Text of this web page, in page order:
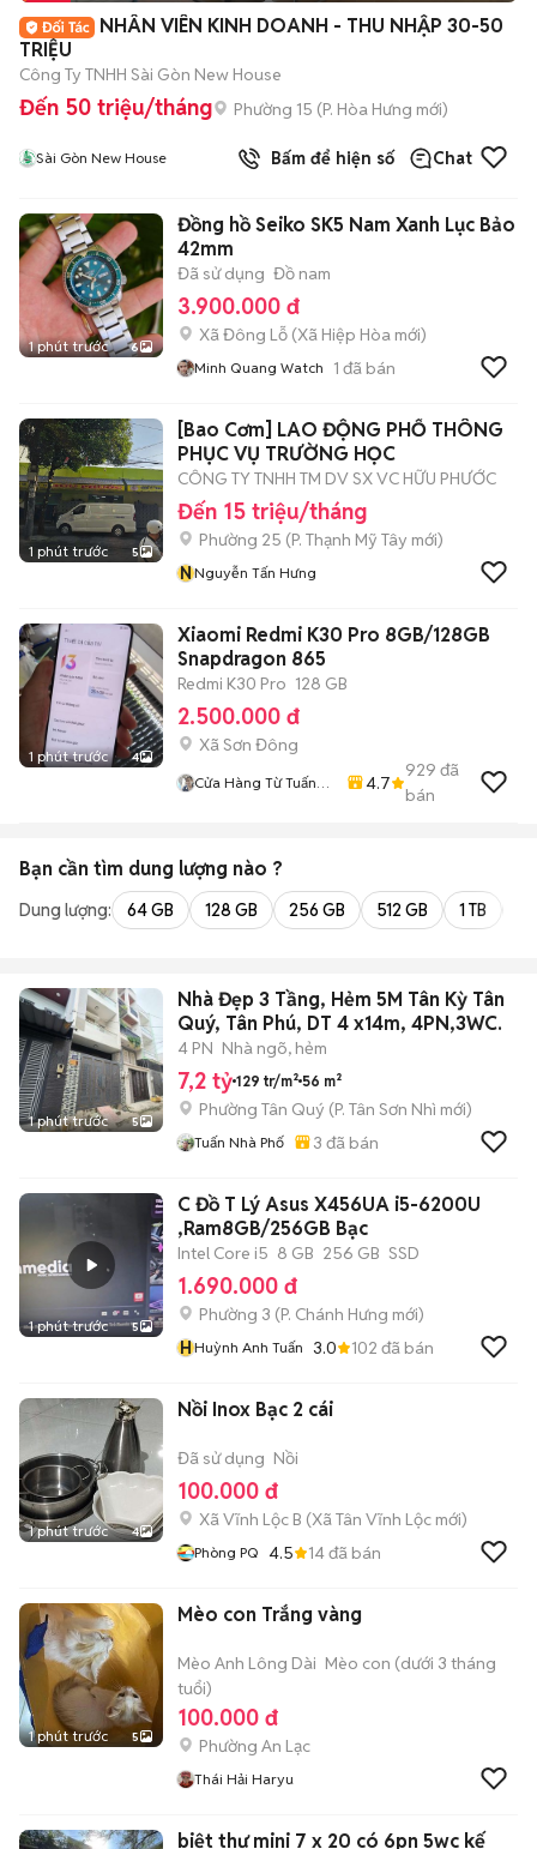
NHÂN VIÊN KINH DOANH - THU NHẬP 30-50
TRIỆU
Công Ty TNHH Sài Gòn New House
Đến 50 triệu/tháng Phường 15 (P. Hòa Hưng mới)
Sài Gòn New House Bấm để hiện số Chat
1 phút trước 6
Đồng hồ Seiko SK5 Nam Xanh Lục Bảo
42mm
Đã sử dụng Đồ nam
3.900.000 đ
Xã Đông Lỗ (Xã Hiệp Hòa mới)
Minh Quang Watch 1 đã bán
1 phút trước 5
[Bao Cơm] LAO ĐỘNG PHỔ THÔNG
PHỤC VỤ TRƯỜNG HỌC
CÔNG TY TNHH TM DV SX VC HỮU PHƯỚC
Đến 15 triệu/tháng
Phường 25 (P. Thạnh Mỹ Tây mới)
NNguyễn Tấn Hưng
1 phút trước 4
Xiaomi Redmi K30 Pro 8GB/128GB
Snapdragon 865
Redmi K30 Pro 128 GB
2.500.000 đ
Xã Sơn Đông
Cửa Hàng Từ Tuấn
4.7
929 đã
bán
Bạn cần tìm dung lượng nào ?
Dung lượng: 64 GB 128 GB 256 GB 512 GB 1 TB
1 phút trước 5
Nhà Đẹp 3 Tầng, Hẻm 5M Tân Kỳ Tân
Quý, Tân Phú, DT 4 x14m, 4PN,3WC.
4 PN Nhà ngõ, hẻm
7,2 tỷ 129 tr/m² 56 m²
Phường Tân Quý (P. Tân Sơn Nhì mới)
Tuấn Nhà Phố 3 đã bán
1 phút trước 5
C Đồ T Lý Asus X456UA i5-6200U
,Ram8GB/256GB Bạc
Intel Core i5 8 GB 256 GB SSD
1.690.000 đ
Phường 3 (P. Chánh Hưng mới)
HHuỳnh Anh Tuấn 3.0 102 đã bán
1 phút trước 4
Nồi Inox Bạc 2 cái
Đã sử dụng Nồi
100.000 đ
Xã Vĩnh Lộc B (Xã Tân Vĩnh Lộc mới)
Phòng PQ 4.5 14đã bán
1 phút trước 5
Mèo con Trắng vàng
Mèo Anh Lông Dài Mèo con (dưới 3 tháng
tuổi)
100.000 đ
Phường An Lạc
Thái Hải Haryu
biệt thự mini 7 x 20 có 6pn 5wc kế